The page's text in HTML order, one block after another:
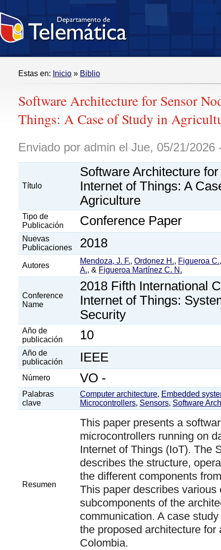
Estas en: Inicio » Biblio
Software Architecture for Sensor
Things: A Case of Study in
Enviado por admin el Jue, 05/21/2026
Título
Software Architecture
Internet of Things: A
Agriculture
Tipo de
Publicación
Conference Paper
Nuevas
Publicaciones
2018
Autores
Mendoza, J. F., Ordonez H., Figueroa C.
A., & Figueroa Martínez C. N.
Conference
Name
2018 Fifth International
Internet of Things:
Security
Año de
publicación
10
Año de
publicación
IEEE
Número VO -
Palabras
clave
Computer architecture, Embedded
Microcontrollers, Sensors, Software
Resumen
This paper presents a
microcontrollers running on
Internet of Things (IoT). The
describes the structure,
the different components
This paper describes various
subcomponents of the
communication. A case
the proposed architecture for
Colombia.